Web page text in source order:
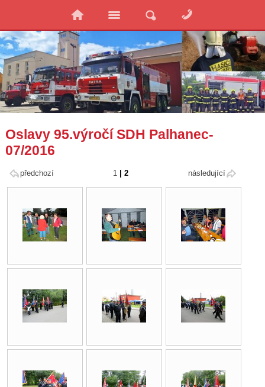
Oslavy 95.výročí SDH Palhanec-
07/2016
předchozí 1 2 následující